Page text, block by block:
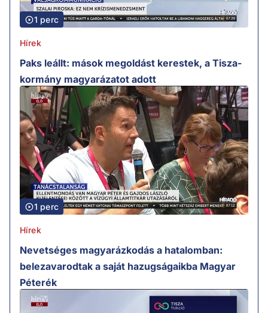
1 perc
Hírek
Paks leállt: mások megoldást kerestek, a Tisza-
kormány magyarázatot adott
1 perc
Hírek
Nevetséges magyarázkodás a hatalomban:
belezavarodtak a saját hazugságaikba Magyar
Péterék